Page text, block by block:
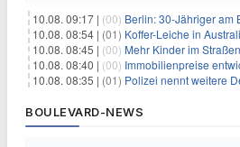
10.08. 09:17 | (00) Berlin: 30-Jähriger am
10.08. 08:54 | (01) Koffer-Leiche in
10.08. 08:45 | (00) Mehr Kinder im
10.08. 08:40 | (00) Immobilienpreise
10.08. 08:35 | (01) Polizei nennt weitere
BOULEVARD-NEWS